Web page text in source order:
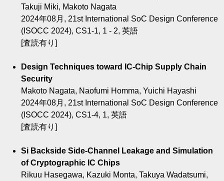
Takuji Miki, Makoto Nagata
2024年08月, 21st International SoC Design Conference
(ISOCC 2024), CS1-1, 1 - 2, 英語
[査読有り]
Design Techniques toward IC-Chip Supply Chain
Security
Makoto Nagata, Naofumi Homma, Yuichi Hayashi
2024年08月, 21st International SoC Design Conference
(ISOCC 2024), CS1-4, 1, 英語
[査読有り]
Si Backside Side-Channel Leakage and Simulation
of Cryptographic IC Chips
Rikuu Hasegawa, Kazuki Monta, Takuya Wadatsumi,